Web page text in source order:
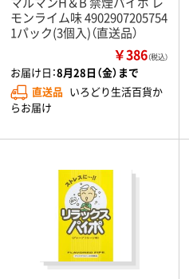
モンライム味 4902907205754
1パック(3個入)（直送品）
￥386（税込）
お届け日：8月28日（金）まで
直送品 いろどり生活百貨か
らお届け